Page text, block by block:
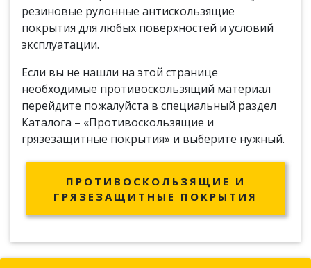
резиновые рулонные антискользящие
покрытия для любых поверхностей и условий
эксплуатации.
Если вы не нашли на этой странице
необходимые противоскользящий материал
перейдите пожалуйста в специальный раздел
Каталога – «Противоскользящие и
грязезащитные покрытия» и выберите нужный.
ПРОТИВОСКОЛЬЗЯЩИЕ И
ГРЯЗЕЗАЩИТНЫЕ ПОКРЫТИЯ